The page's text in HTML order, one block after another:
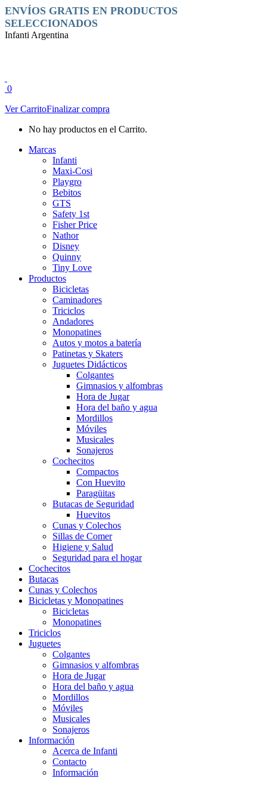
Saltar
al
contenido
Facebook
page
opens
in
Instagram
page
opens
in
ENVÍOS GRATIS EN PRODUCTOS
SELECCIONADOS
Infanti Argentina
0
Ver CarritoFinalizar compra
No hay productos en el Carrito.
Marcas
Infanti
Maxi-Cosi
Playgro
Bebitos
GTS
Safety 1st
Fisher Price
Nathor
Disney
Quinny
Tiny Love
Productos
Bicicletas
Caminadores
Triciclos
Andadores
Monopatines
Autos y motos a batería
Patinetas y Skaters
Juguetes Didácticos
Colgantes
Gimnasios y alfombras
Hora de Jugar
Hora del baño y agua
Mordillos
Móviles
Musicales
Sonajeros
Cochecitos
Compactos
Con Huevito
Paragüitas
Butacas de Seguridad
Huevitos
Cunas y Colechos
Sillas de Comer
Higiene y Salud
Seguridad para el hogar
Cochecitos
Butacas
Cunas y Colechos
Bicicletas y Monopatines
Bicicletas
Monopatines
Triciclos
Juguetes
Colgantes
Gimnasios y alfombras
Hora de Jugar
Hora del baño y agua
Mordillos
Móviles
Musicales
Sonajeros
Información
Acerca de Infanti
Contacto
Información